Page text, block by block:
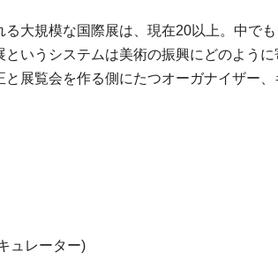
大規模な国際展は、現在20以上。中で
いうシステムは美術の振興にどのよう
展覧会を作る側にたつオーガナイザー
ュレーター)